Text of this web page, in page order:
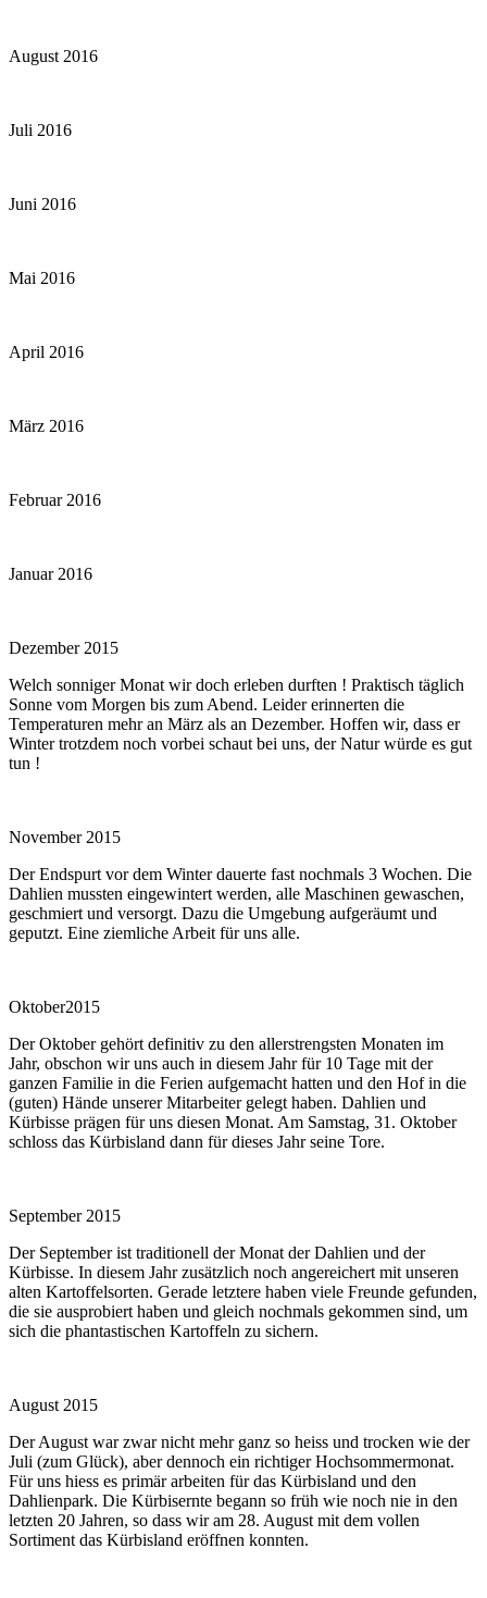
August 2016
Juli 2016
Juni 2016
Mai 2016
April 2016
März 2016
Februar 2016
Januar 2016
Dezember 2015
Welch sonniger Monat wir doch erleben durften ! Praktisch täglich
Sonne vom Morgen bis zum Abend. Leider erinnerten die
Temperaturen mehr an März als an Dezember. Hoffen wir, dass er
Winter trotzdem noch vorbei schaut bei uns, der Natur würde es gut
tun !
November 2015
Der Endspurt vor dem Winter dauerte fast nochmals 3 Wochen. Die
Dahlien mussten eingewintert werden, alle Maschinen gewaschen,
geschmiert und versorgt. Dazu die Umgebung aufgeräumt und
geputzt. Eine ziemliche Arbeit für uns alle.
Oktober2015
Der Oktober gehört definitiv zu den allerstrengsten Monaten im
Jahr, obschon wir uns auch in diesem Jahr für 10 Tage mit der
ganzen Familie in die Ferien aufgemacht hatten und den Hof in die
(guten) Hände unserer Mitarbeiter gelegt haben. Dahlien und
Kürbisse prägen für uns diesen Monat. Am Samstag, 31. Oktober
schloss das Kürbisland dann für dieses Jahr seine Tore.
September 2015
Der September ist traditionell der Monat der Dahlien und der
Kürbisse. In diesem Jahr zusätzlich noch angereichert mit unseren
alten Kartoffelsorten. Gerade letztere haben viele Freunde gefunden,
die sie ausprobiert haben und gleich nochmals gekommen sind, um
sich die phantastischen Kartoffeln zu sichern.
August 2015
Der August war zwar nicht mehr ganz so heiss und trocken wie der
Juli (zum Glück), aber dennoch ein richtiger Hochsommermonat.
Für uns hiess es primär arbeiten für das Kürbisland und den
Dahlienpark. Die Kürbisernte begann so früh wie noch nie in den
letzten 20 Jahren, so dass wir am 28. August mit dem vollen
Sortiment das Kürbisland eröffnen konnten.